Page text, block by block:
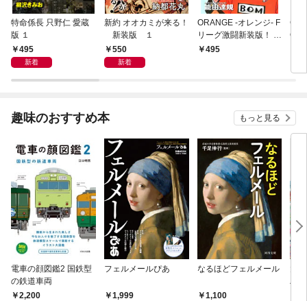
特命係長 只野仁 愛蔵
版 １
495
新着
新約 オオカミが来る！
新装版 １
550
新着
ORANGE -オレンジ- F
リーグ激闘新装版！ 第
１巻495
趣味のおすすめ本 もっと見る
電車の顔図鑑2 国鉄型
の鉄道車両
2,200
フェルメールぴあ
1,999
なるほどフェルメール
1,100
ハ